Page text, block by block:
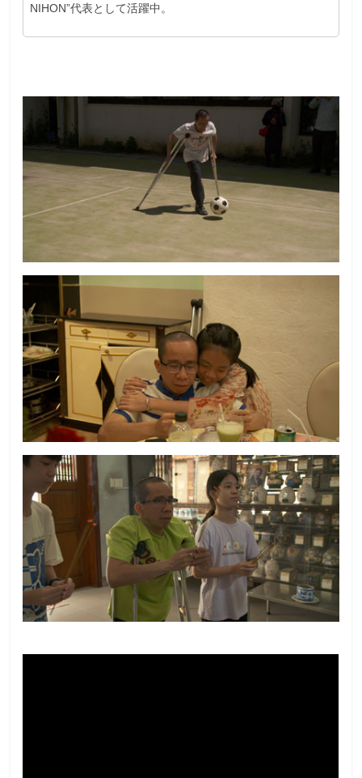
NIHON”代表として活躍中。